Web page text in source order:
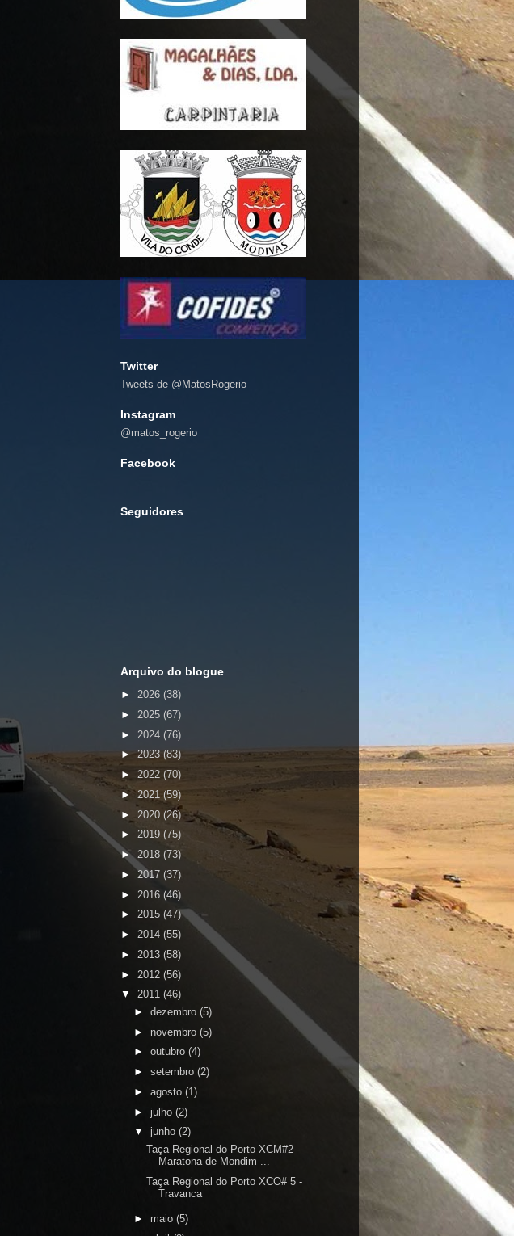
Twitter
Tweets de @MatosRogerio
Instagram
@matos_rogerio
Facebook
Seguidores
Arquivo do blogue
► 2026 (38)
► 2025 (67)
► 2024 (76)
►2023(83)
► 2022 (70)
► 2021 (59)
► 2020 (26)
► 2019 (75)
► 2018 (73)
► 2017 (37)
► 2016 (46)
► 2015 (47)
► 2014 (55)
► 2013 (58)
► 2012 (56)
▼ 2011 (46)
► dezembro (5)
► novembro (5)
► outubro (4)
► setembro (2)
► agosto (1)
► julho (2)
▼ junho (2)
Taça Regional do Porto XCM#2 -
Maratona de Mondim ...
Taça Regional do Porto XCO# 5 -
Travanca
► maio (5)